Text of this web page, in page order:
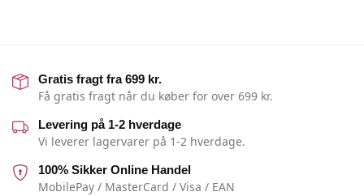
Gratis fragt fra 699 kr.
Få gratis fragt når du køber for over 699 kr.
Levering på 1-2 hverdage
Vi leverer lagervarer på 1-2 hverdage.
100% Sikker Online Handel
MobilePay / MasterCard / Visa / EAN